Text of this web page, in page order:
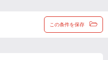
この条件を保存